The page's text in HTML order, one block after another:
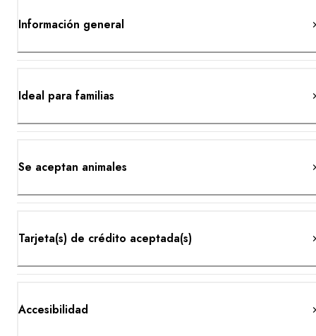
Información general
Ideal para familias
Se aceptan animales
Tarjeta(s) de crédito aceptada(s)
Accesibilidad